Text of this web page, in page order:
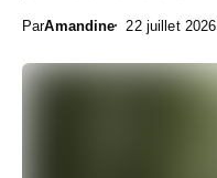
ParAmandine 22 juillet 2026